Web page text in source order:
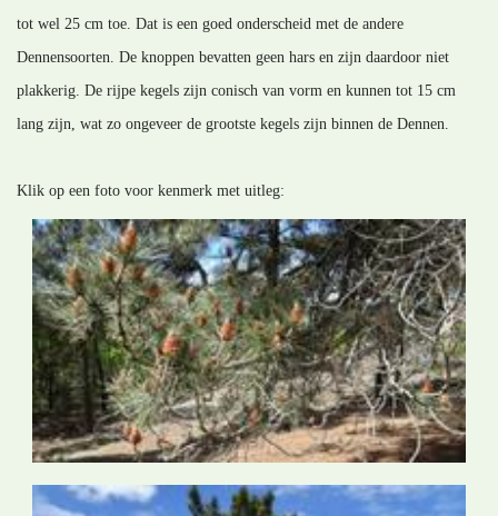
tot wel 25 cm toe. Dat is een goed onderscheid met de andere
Dennensoorten. De knoppen bevatten geen hars en zijn daardoor niet
plakkerig. De rijpe kegels zijn conisch van vorm en kunnen tot 15 cm
lang zijn, wat zo ongeveer de grootste kegels zijn binnen de Dennen.
Klik op een foto voor kenmerk met uitleg: